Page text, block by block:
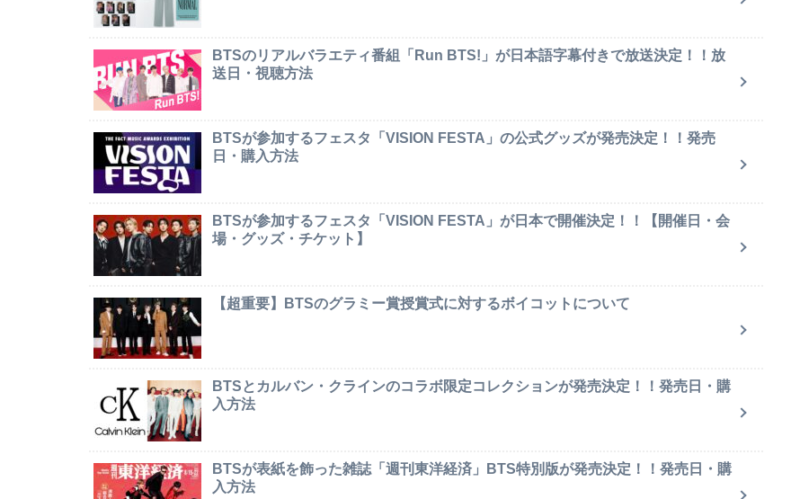
BTSのリアルバラエティ番組「Run BTS!」が日本語字幕付きで放送決定！！放
送日・視聴方法
BTSが参加するフェスタ「VISION FESTA」の公式グッズが発売決定！！発売
日・購入方法
BTSが参加するフェスタ「VISION FESTA」が日本で開催決定！！【開催日・会
場・グッズ・チケット】
【超重要】BTSのグラミー賞授賞式に対するボイコットについて
BTSとカルバン・クラインのコラボ限定コレクションが発売決定！！発売日・購
入方法
BTSが表紙を飾った雑誌「週刊東洋経済」BTS特別版が発売決定！！発売日・購
入方法